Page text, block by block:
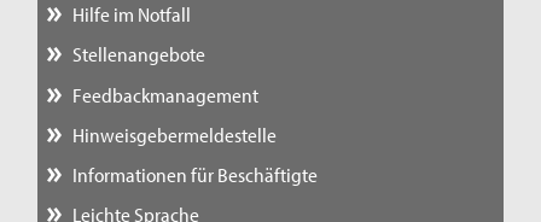
Hilfe im Notfall
Stellenangebote
Feedbackmanagement
Hinweisgebermeldestelle
Informationen für Beschäftigte
Leichte Sprache